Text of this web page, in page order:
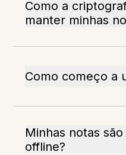
Como a
manter minhas
Como começo a
Minhas notas
offline?